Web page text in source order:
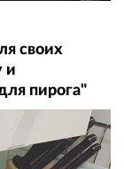
своих
и
пирога"